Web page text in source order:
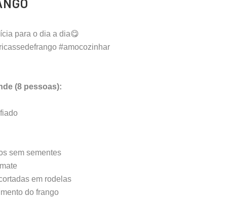
para o dia a dia😋
#amocozinhar
(8 pessoas):
sem sementes
em rodelas
do frango